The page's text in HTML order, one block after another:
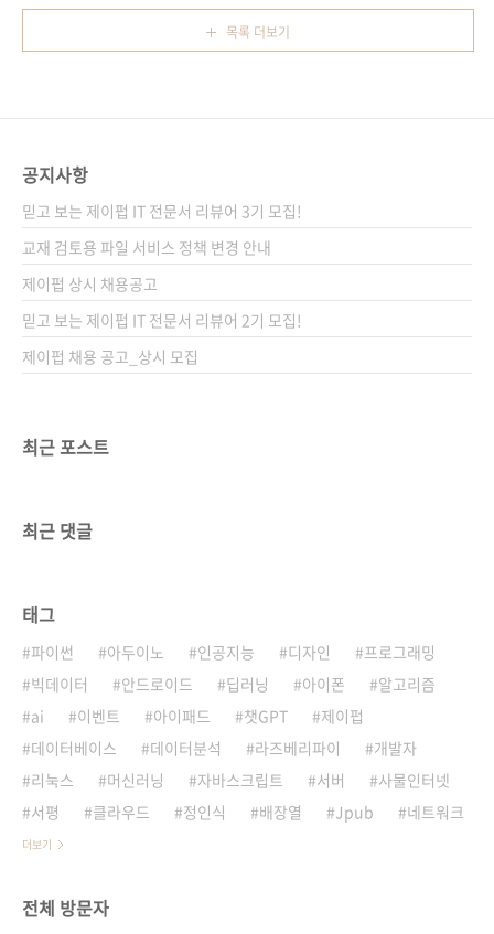
평 당첨되신 분들 모두 축하드립니다~ 제이펍 서
다! - 강○우 님 《인스파이어드》 서평 - 유○
현 님 《인스파이어드》 서평 점점 여름이 다가
목록 더보기
공지사항
믿고 보는 제이펍 IT 전문서 리뷰어 3기 모집!
교재 검토용 파일 서비스 정책 변경 안내
제이펍 상시 채용공고
믿고 보는 제이펍 IT 전문서 리뷰어 2기 모집!
제이펍 채용 공고_상시 모집
최근 포스트
최근 댓글
태그
파이썬 아두이노 인공지능 디자인
프로그래밍
빅데이터
안드로이드 딥러닝 아이폰
알고리즘
ai
이벤트 아이패드 챗GPT
제이펍
데이터베이스
데이터분석 라즈베리파이
개발자
리눅스
머신러닝 자바스크립트 서버
사물인터넷
서평
클라우드 정인식 배장열 Jpub 네트워크
더보기
전체 방문자